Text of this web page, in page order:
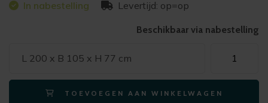
In nabestelling Levertijd: op=op
Beschikbaar via nabestelling
L 200 x B 105 x H 77 cm
MASURA
ovaal
TOEVOEGEN AAN WINKELWAGEN